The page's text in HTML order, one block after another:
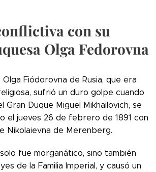
con su
Olga Fedorovna
Olga Fiódorovna de Rusia, que era
sufrió un duro golpe cuando
Gran Duque Miguel Mikhailovich, se
el jueves 26 de febrero de 1891 con
Nikolaievna de Merenberg.
fue morganático, sino también
de la Familia Imperial, y causó un